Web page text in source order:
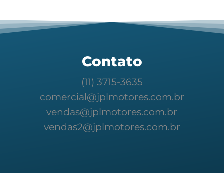
Contato
(11) 3715-3635
comercial@jplmotores.com.br
vendas@jplmotores.com.br
vendas2@jplmotores.com.br